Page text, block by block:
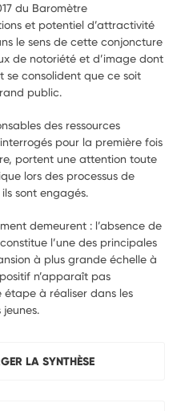
du Baromètre
et potentiel d’attractivité
le sens de cette conjoncture
de notoriété et d’image dont
se consolident que ce soit
public.
des ressources
pour la première fois
portent une attention toute
lors des processus de
sont engagés.
demeurent : l’absence de
l’une des principales
à plus grande échelle à
n’apparaît pas
à réaliser dans les
LA SYNTHÈSE